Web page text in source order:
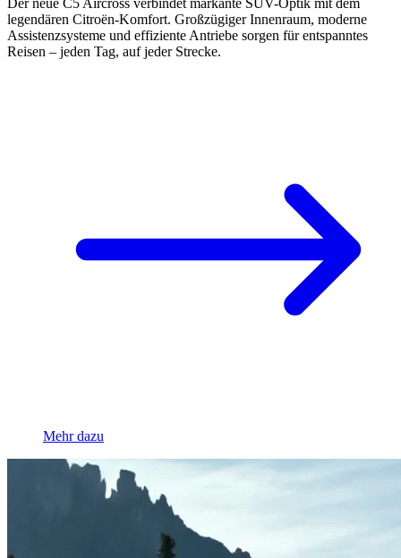
Der neue C5 Aircross verbindet markante SUV-Optik mit dem
legendären Citroën-Komfort. Großzügiger Innenraum, moderne
Assistenzsysteme und effiziente Antriebe sorgen für entspanntes
Reisen – jeden Tag, auf jeder Strecke.
Mehr dazu